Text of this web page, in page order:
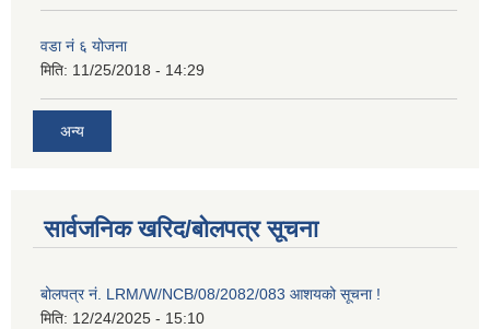
वडा नं ६ योजना
मिति: 11/25/2018 - 14:29
अन्य
सार्वजनिक खरिद/बोलपत्र सूचना
बोलपत्र नं. LRM/W/NCB/08/2082/083 आशयको सूचना !
मिति: 12/24/2025 - 15:10